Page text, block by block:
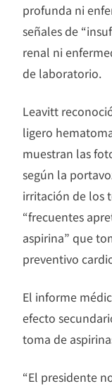
profunda ni
señales de
renal ni
de laboratorio.
Leavitt
ligero
muestran las
según la
irritación de los
“frecuentes
aspirina” que
preventivo
El informe
efecto
toma de
“El presidente